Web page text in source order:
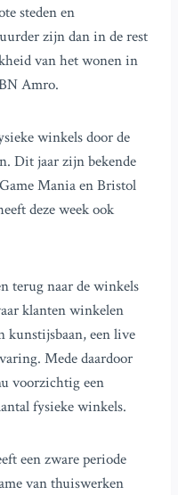
steden en
zijn dan in de rest
van het wonen in
Amro.
winkels door de
Dit jaar zijn bekende
Mania en Bristol
deze week ook
terug naar de winkels
klanten winkelen
kunstijsbaan, een live
Mede daardoor
voorzichtig een
fysieke winkels.
een zware periode
van thuiswerken